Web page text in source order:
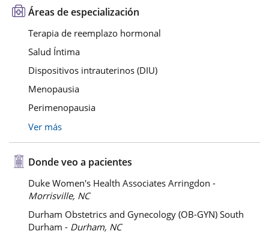
Áreas de especialización
Terapia de reemplazo hormonal
Salud Íntima
Dispositivos intrauterinos (DIU)
Menopausia
Perimenopausia
Ver más
Donde veo a pacientes
Duke Women's Health Associates Arringdon -
Morrisville, NC
Durham Obstetrics and Gynecology (OB-GYN) South
Durham - Durham, NC